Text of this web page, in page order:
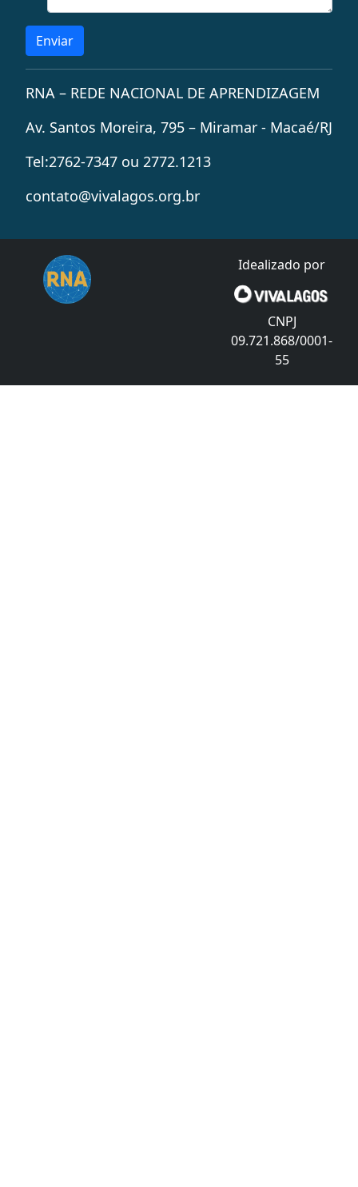
Enviar
RNA – REDE NACIONAL DE APRENDIZAGEM
Av. Santos Moreira, 795 – Miramar - Macaé/RJ
Tel:2762-7347 ou 2772.1213
contato@vivalagos.org.br
Idealizado por
CNPJ
09.721.868/0001-
55